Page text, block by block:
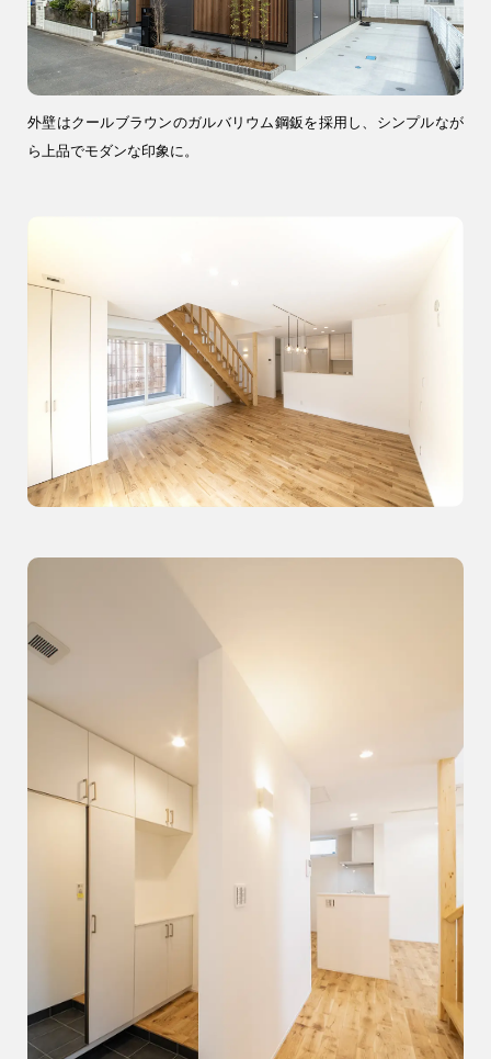
外壁はクールブラウンのガルバリウム鋼鈑を採用し、シンプルなが
ら上品でモダンな印象に。
事業用
04-2968-5522
注文住宅 リフォーム
アフターメンテナンス 安心保証制度
リフォーム・
リノベーション